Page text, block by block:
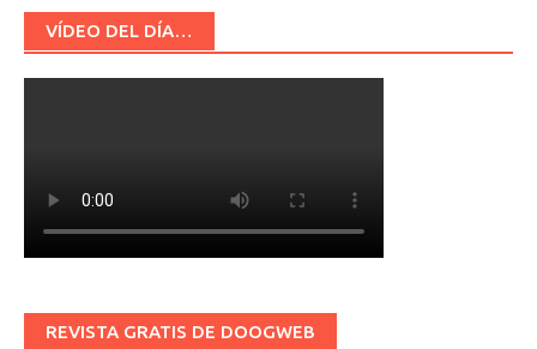
VÍDEO DEL DÍA…
REVISTA GRATIS DE DOOGWEB